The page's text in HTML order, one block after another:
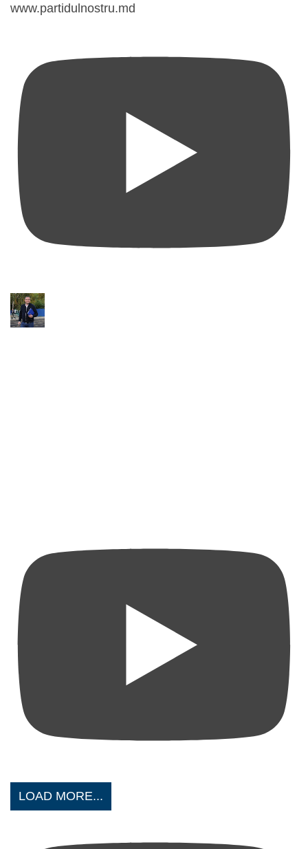
www.partidulnostru.md
LOAD MORE...